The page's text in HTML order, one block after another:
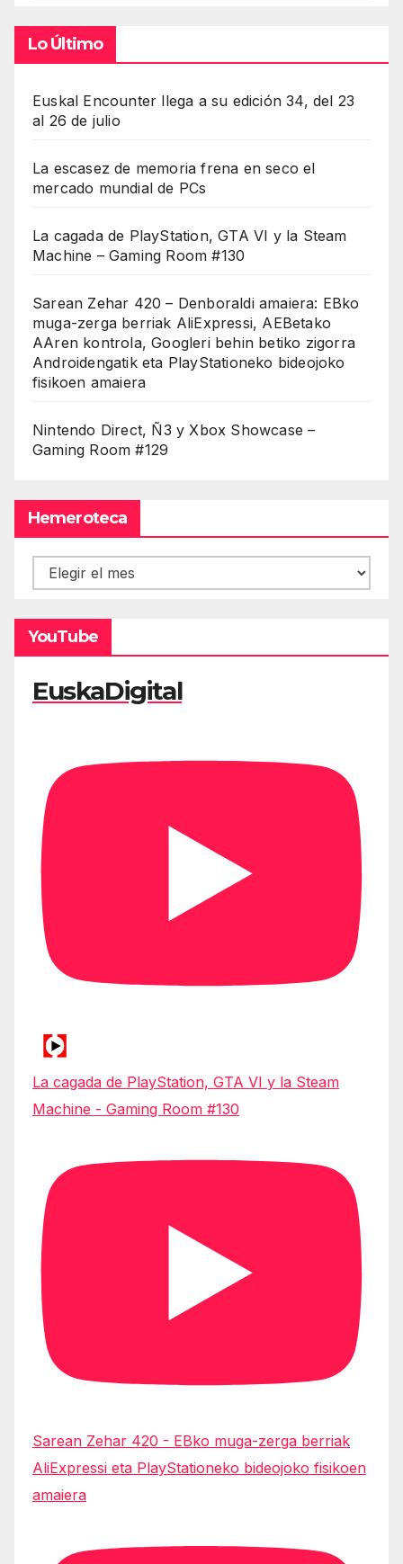
Lo Último
Euskal Encounter llega a su edición 34, del 23
al 26 de julio
La escasez de memoria frena en seco el
mercado mundial de PCs
La cagada de PlayStation, GTA VI y la Steam
Machine – Gaming Room #130
Sarean Zehar 420 – Denboraldi amaiera: EBko
muga-zerga berriak AliExpressi, AEBetako
AAren kontrola, Googleri behin betiko zigorra
Androidengatik eta PlayStationeko bideojoko
fisikoen amaiera
Nintendo Direct, Ñ3 y Xbox Showcase –
Gaming Room #129
Hemeroteca
Hemeroteca
YouTube
EuskaDigital
La cagada de PlayStation, GTA VI y la Steam
Machine - Gaming Room #130
Sarean Zehar 420 - EBko muga-zerga berriak
AliExpressi eta PlayStationeko bideojoko fisikoen
amaiera